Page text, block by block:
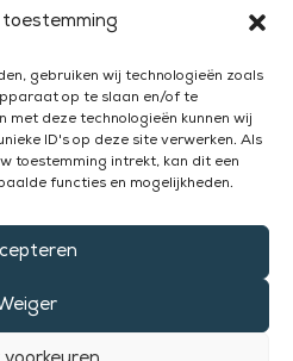
toestemming
gebruiken wij technologieën zoals
op te slaan en/of te
met deze technologieën kunnen wij
ID's op deze site verwerken. Als
toestemming intrekt, kan dit een
functies en mogelijkheden.